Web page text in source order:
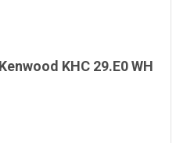
KHC 29.E0 WH